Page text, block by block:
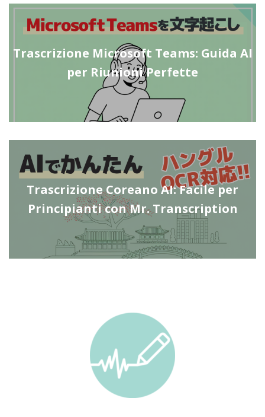
Trascrizione Microsoft Teams: Guida AI
per Riunioni Perfette
Trascrizione Coreano AI: Facile per
Principianti con Mr. Transcription